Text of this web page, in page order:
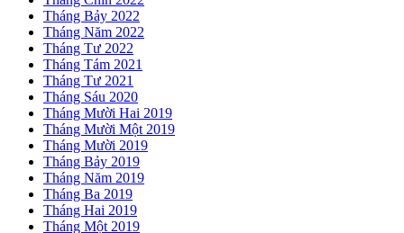
Tháng Bảy 2022
Tháng Năm 2022
Tháng Tư 2022
Tháng Tám 2021
Tháng Tư 2021
Tháng Sáu 2020
Tháng Mười Hai 2019
Tháng Mười Một 2019
Tháng Mười 2019
Tháng Bảy 2019
Tháng Năm 2019
Tháng Ba 2019
Tháng Hai 2019
Tháng Một 2019